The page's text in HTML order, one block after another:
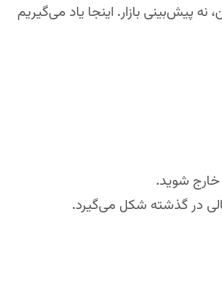
پیش‌بینی بازار. اینجا یاد می‌گیریم
شوید.
در گذشته شکل می‌گیرد.